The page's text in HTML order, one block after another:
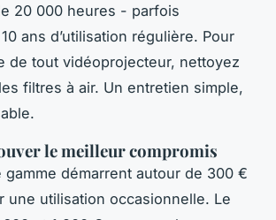
20 000 heures - parfois
ans d’utilisation régulière. Pour
de tout vidéoprojecteur, nettoyez
filtres à air. Un entretien simple,
le meilleur compromis
gamme démarrent autour de 300 €
une utilisation occasionnelle. Le